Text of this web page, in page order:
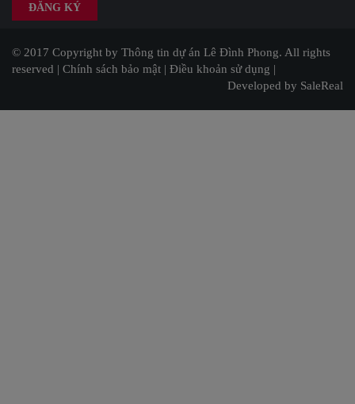
© 2017 Copyright by Thông tin dự án Lê Đình Phong. All rights
reserved | Chính sách bảo mật | Điều khoản sử dụng |
Developed by SaleReal